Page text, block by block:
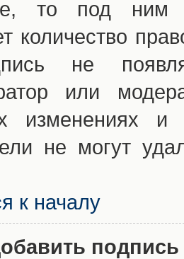
то под ним
количество
не
или
изменениях
не могут
к началу